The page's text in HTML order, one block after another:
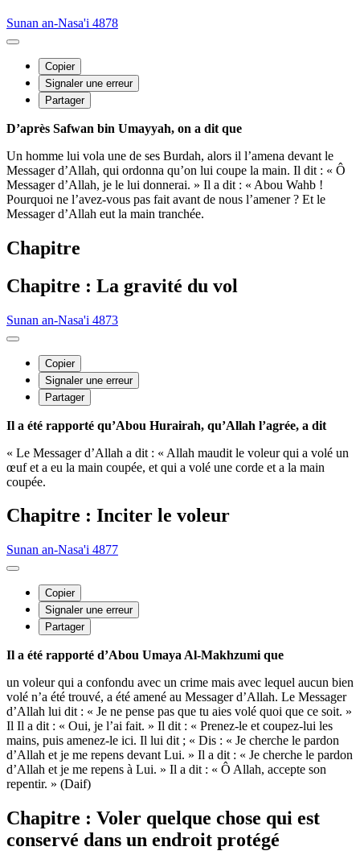
Sunan an-Nasa'i 4878
Copier
Signaler une erreur
Partager
D’après Safwan bin Umayyah, on a dit que
Un homme lui vola une de ses Burdah, alors il l’amena devant le
Messager d’Allah, qui ordonna qu’on lui coupe la main. Il dit : « Ô
Messager d’Allah, je le lui donnerai. » Il a dit : « Abou Wahb !
Pourquoi ne l’avez-vous pas fait avant de nous l’amener ? Et le
Messager d’Allah eut la main tranchée.
Chapitre
Chapitre : La gravité du vol
Sunan an-Nasa'i 4873
Copier
Signaler une erreur
Partager
Il a été rapporté qu’Abou Hurairah, qu’Allah l’agrée, a dit
« Le Messager d’Allah a dit : « Allah maudit le voleur qui a volé un
œuf et a eu la main coupée, et qui a volé une corde et a la main
coupée.
Chapitre : Inciter le voleur
Sunan an-Nasa'i 4877
Copier
Signaler une erreur
Partager
Il a été rapporté d’Abou Umaya Al-Makhzumi que
un voleur qui a confondu avec un crime mais avec lequel aucun bien
volé n’a été trouvé, a été amené au Messager d’Allah. Le Messager
d’Allah lui dit : « Je ne pense pas que tu aies volé quoi que ce soit. »
Il Il a dit : « Oui, je l’ai fait. » Il dit : « Prenez-le et coupez-lui les
mains, puis amenez-le ici. Il lui dit ; « Dis : « Je cherche le pardon
d’Allah et je me repens devant Lui. » Il a dit : « Je cherche le pardon
d’Allah et je me repens à Lui. » Il a dit : « Ô Allah, accepte son
repentir. » (Daif)
Chapitre : Voler quelque chose qui est
conservé dans un endroit protégé